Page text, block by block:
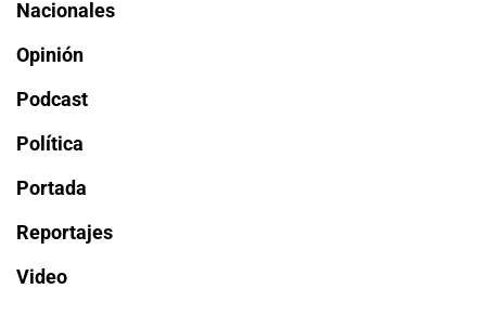
Nacionales
Opinión
Podcast
Política
Portada
Reportajes
Video